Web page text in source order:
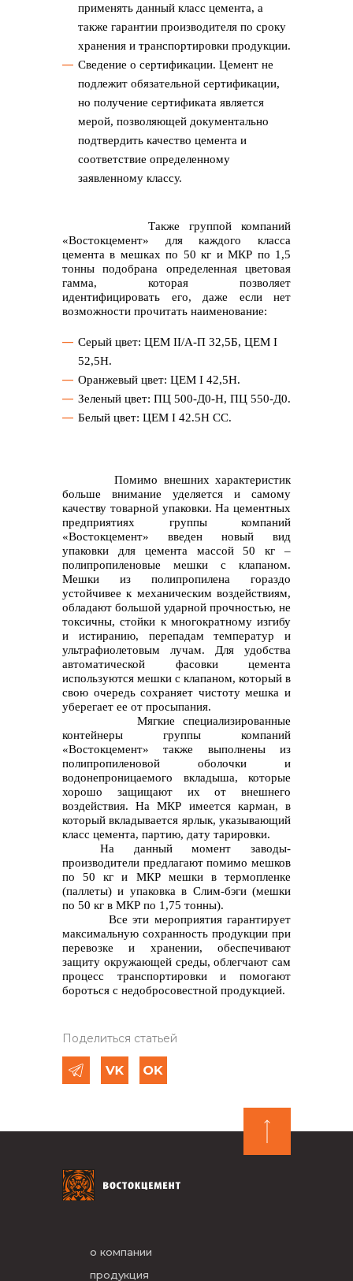
применять данный класс цемента, а
также гарантии производителя по сроку
хранения и транспортировки продукции.
Сведение о сертификации. Цемент не
подлежит обязательной сертификации,
но получение сертификата является
мерой, позволяющей документально
подтвердить качество цемента и
соответствие определенному
заявленному классу.
Также группой компаний
«Востокцемент» для каждого класса
цемента в мешках по 50 кг и МКР по 1,5
тонны подобрана определенная цветовая
гамма, которая позволяет
идентифицировать его, даже если нет
возможности прочитать наименование:
Серый цвет: ЦЕМ II/А-П 32,5Б, ЦЕМ I
52,5Н.
Оранжевый цвет: ЦЕМ I 42,5Н.
Зеленый цвет: ПЦ 500-Д0-Н, ПЦ 550-Д0.
Белый цвет: ЦЕМ I 42.5Н СС.
Помимо внешних характеристик
больше внимание уделяется и самому
качеству товарной упаковки. На цементных
предприятиях группы компаний
«Востокцемент» введен новый вид
упаковки для цемента массой 50 кг –
полипропиленовые мешки с клапаном.
Мешки из полипропилена гораздо
устойчивее к механическим воздействиям,
обладают большой ударной прочностью, не
токсичны, стойки к многократному изгибу
и истиранию, перепадам температур и
ультрафиолетовым лучам. Для удобства
автоматической фасовки цемента
используются мешки с клапаном, который в
свою очередь сохраняет чистоту мешка и
уберегает ее от просыпания.
Мягкие специализированные
контейнеры группы компаний
«Востокцемент» также выполнены из
полипропиленовой оболочки и
водонепроницаемого вкладыша, которые
хорошо защищают их от внешнего
воздействия. На МКР имеется карман, в
который вкладывается ярлык, указывающий
класс цемента, партию, дату тарировки.
На данный момент заводы-
производители предлагают помимо мешков
по 50 кг и МКР мешки в термопленке
(паллеты) и упаковка в Слим-бэги (мешки
по 50 кг в МКР по 1,75 тонны).
Все эти мероприятия гарантирует
максимальную сохранность продукции при
перевозке и хранении, обеспечивают
защиту окружающей среды, облегчают сам
процесс транспортировки и помогают
бороться с недобросовестной продукцией.
Поделиться статьей
о компании
продукция